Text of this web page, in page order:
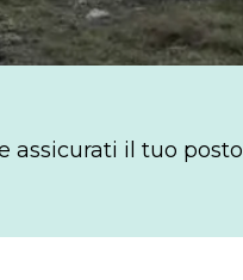
assicurati il tuo